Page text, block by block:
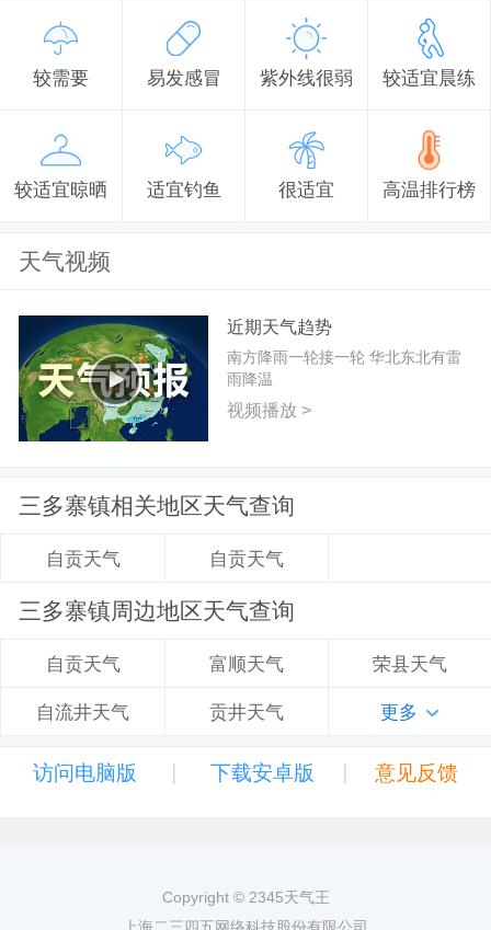
较需要 易发感冒 紫外线很弱 较适宜晨练
较适宜晾晒 适宜钓鱼 很适宜 高温排行榜
天气视频
近期天气趋势
南方降雨一轮接一轮 华北东北有雷
雨降温
视频播放 >
三多寨镇相关地区天气查询
自贡天气 自贡天气
三多寨镇周边地区天气查询
自贡天气 富顺天气 荣县天气
自流井天气 贡井天气 更多
访问电脑版 | 下载安卓版 | 意见反馈
Copyright © 2345天气王